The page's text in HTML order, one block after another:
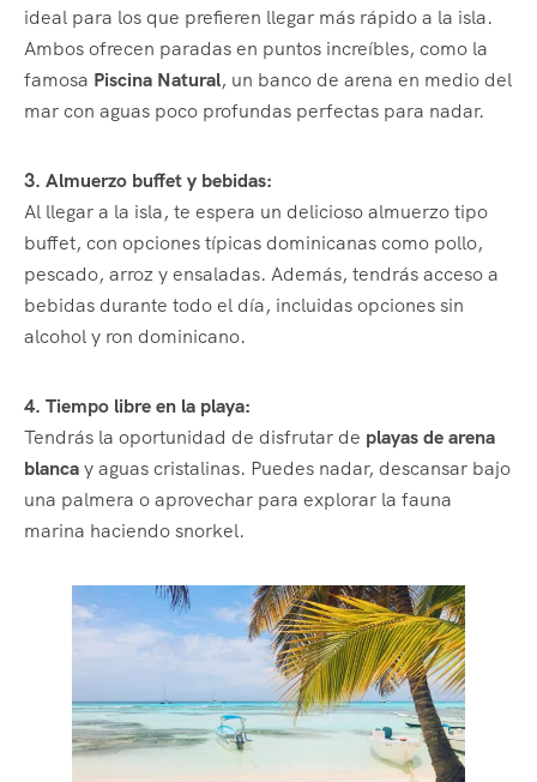
ideal para los que prefieren llegar más rápido a la isla.
Ambos ofrecen paradas en puntos increíbles, como la
famosa Piscina Natural, un banco de arena en medio del
mar con aguas poco profundas perfectas para nadar.
3. Almuerzo buffet y bebidas:
Al llegar a la isla, te espera un delicioso almuerzo tipo
buffet, con opciones típicas dominicanas como pollo,
pescado, arroz y ensaladas. Además, tendrás acceso a
bebidas durante todo el día, incluidas opciones sin
alcohol y ron dominicano.
4. Tiempo libre en la playa:
Tendrás la oportunidad de disfrutar de playas de arena
blancay aguas cristalinas. Puedes nadar, descansar bajo
una palmera o aprovechar para explorar la fauna
marina haciendo snorkel.